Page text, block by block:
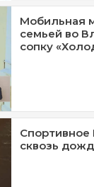
Мобильная
семьей во
сопку
Спортивное
сквозь